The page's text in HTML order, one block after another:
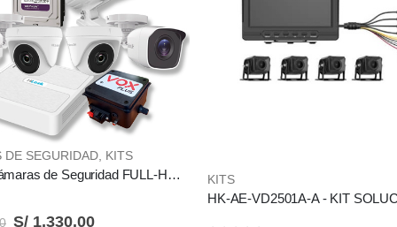
DE SEGURIDAD, KITS
Kit de 4 Cámaras de Seguridad FULL-HD (1080p) marca HIKVISION Serie HILOOK con Perifoneo + 1TB Disco Duro
5S/ 1,330.00
KITS